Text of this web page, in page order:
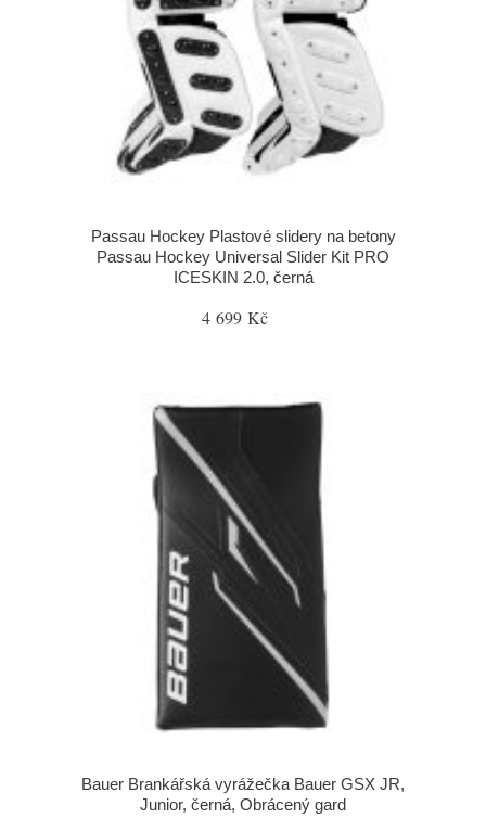
Passau Hockey Plastové slidery na betony
Passau Hockey Universal Slider Kit PRO
ICESKIN 2.0, černá
4 699 Kč
Bauer Brankářská vyrážečka Bauer GSX JR,
Junior, černá, Obrácený gard